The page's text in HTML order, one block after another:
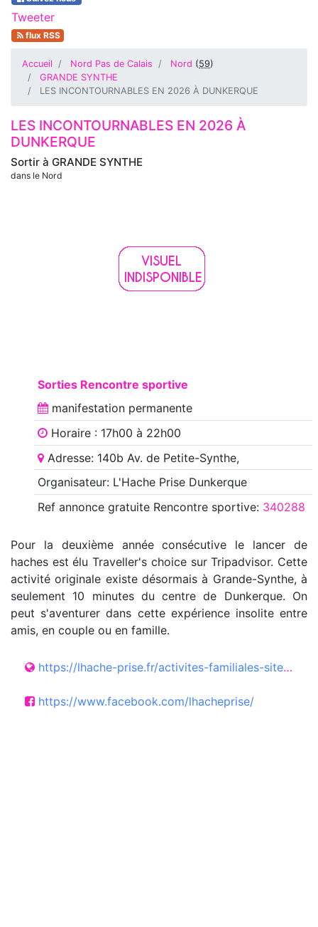
Tweeter
flux RSS
Accueil Nord Pas de Calais Nord (59)
GRANDE SYNTHE
LES INCONTOURNABLES EN 2026 À DUNKERQUE
Sortir à GRANDE SYNTHE
dans le Nord
LES INCONTOURNABLES EN 2026 À
DUNKERQUE
Sorties Rencontre sportive
manifestation permanente
Horaire : 17h00 à 22h00
Adresse: 140b Av. de Petite-Synthe,
Organisateur: L'Hache Prise Dunkerque
Ref annoncegratuite Rencontre sportive: 340288
Pour la deuxième année consécutive le lancer de
haches est élu Traveller's choice sur Tripadvisor. Cette
activité originale existe désormais à Grande-Synthe, à
seulement 10 minutes du centre de Dunkerque. On
peut s'aventurer dans cette expérience insolite entre
amis, en couple ou en famille.
https://lhache-prise.fr/activites-familiales-sites-historiques-dunkerque
https://www.facebook.com/lhacheprise/